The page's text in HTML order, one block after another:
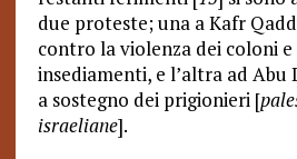
due proteste; una a Kafr
contro la violenza dei coloni e
insediamenti, e l’altra ad Abu
a sostegno dei prigionieri [
israeliane].